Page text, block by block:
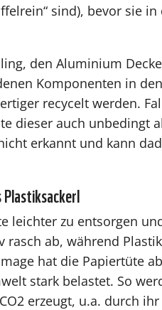
sind), bevor sie in
den Aluminium
Komponenten in den
recycelt werden.
dieser auch unbedingt
erkannt und kann
leichter zu entsorgen
rasch ab, während
hat die Papiertüte
stark belastet. So
erzeugt, u.a. durch